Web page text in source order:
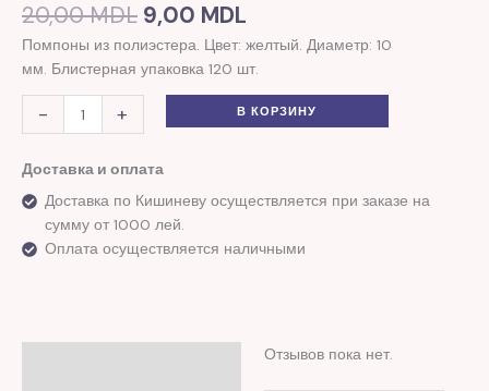
20,00MDL 9,00 MDL
Помпоны из полиэстера. Цвет: желтый. Диаметр: 10
мм. Блистерная упаковка 120 шт.
- + В КОРЗИНУ
Доставка и оплата
Доставка по Кишиневу осуществляется при заказе на
сумму от 1000 лей.
Оплата осуществляется наличными
Отзывов пока нет.